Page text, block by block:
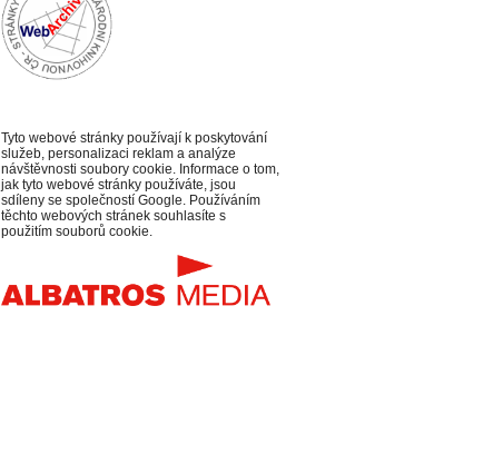
Tyto webové stránky používají k poskytování
služeb, personalizaci reklam a analýze
návštěvnosti soubory cookie. Informace o tom,
jak tyto webové stránky používáte, jsou
sdíleny se společností Google. Používáním
těchto webových stránek souhlasíte s
použitím souborů cookie.